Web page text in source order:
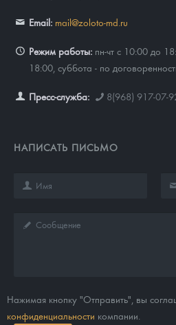
Email: mail@zoloto-md.ru
Режим работы: пн-чт с 10:00 до
18:00, суббота - по
Пресс-служба: 8(968) 917-07-
НАПИСАТЬ ПИСЬМО
Нажимая кнопку "Отправить", вы
конфиденциальности компании.